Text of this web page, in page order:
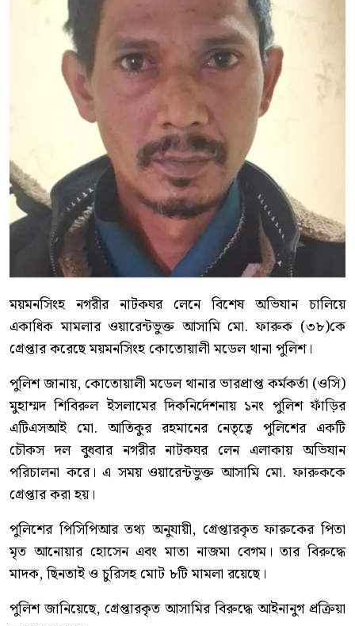
ময়মনসিংহ নগরীর নাটকঘর লেনে বিশেষ অভিযান চালিয়ে
একাধিক মামলার ওয়ারেন্টভুক্ত আসামি মো. ফারুক (৩৮)কে
গ্রেপ্তার করেছে ময়মনসিংহ কোতোয়ালী মডেল থানা পুলিশ।
পুলিশ জানায়, কোতোয়ালী মডেল থানার ভারপ্রাপ্ত কর্মকর্তা (ওসি)
মুহাম্মদ শিবিরুল ইসলামের দিকনির্দেশনায় ১নং পুলিশ ফাঁড়ির
এটিএসআই মো. আতিকুর রহমানের নেতৃত্বে পুলিশের একটি
চৌকস দল বুধবার নগরীর নাটকঘর লেন এলাকায় অভিযান
পরিচালনা করে। এ সময় ওয়ারেন্টভুক্ত আসামি মো. ফারুককে
গ্রেপ্তার করা হয়।
পুলিশের পিসিপিআর তথ্য অনুযায়ী, গ্রেপ্তারকৃত ফারুকের পিতা
মৃত আনোয়ার হোসেন এবং মাতা নাজমা বেগম। তার বিরুদ্ধে
মাদক, ছিনতাই ও চুরিসহ মোট ৮টি মামলা রয়েছে।
পুলিশ জানিয়েছে, গ্রেপ্তারকৃত আসামির বিরুদ্ধে আইনানুগ প্রক্রিয়া